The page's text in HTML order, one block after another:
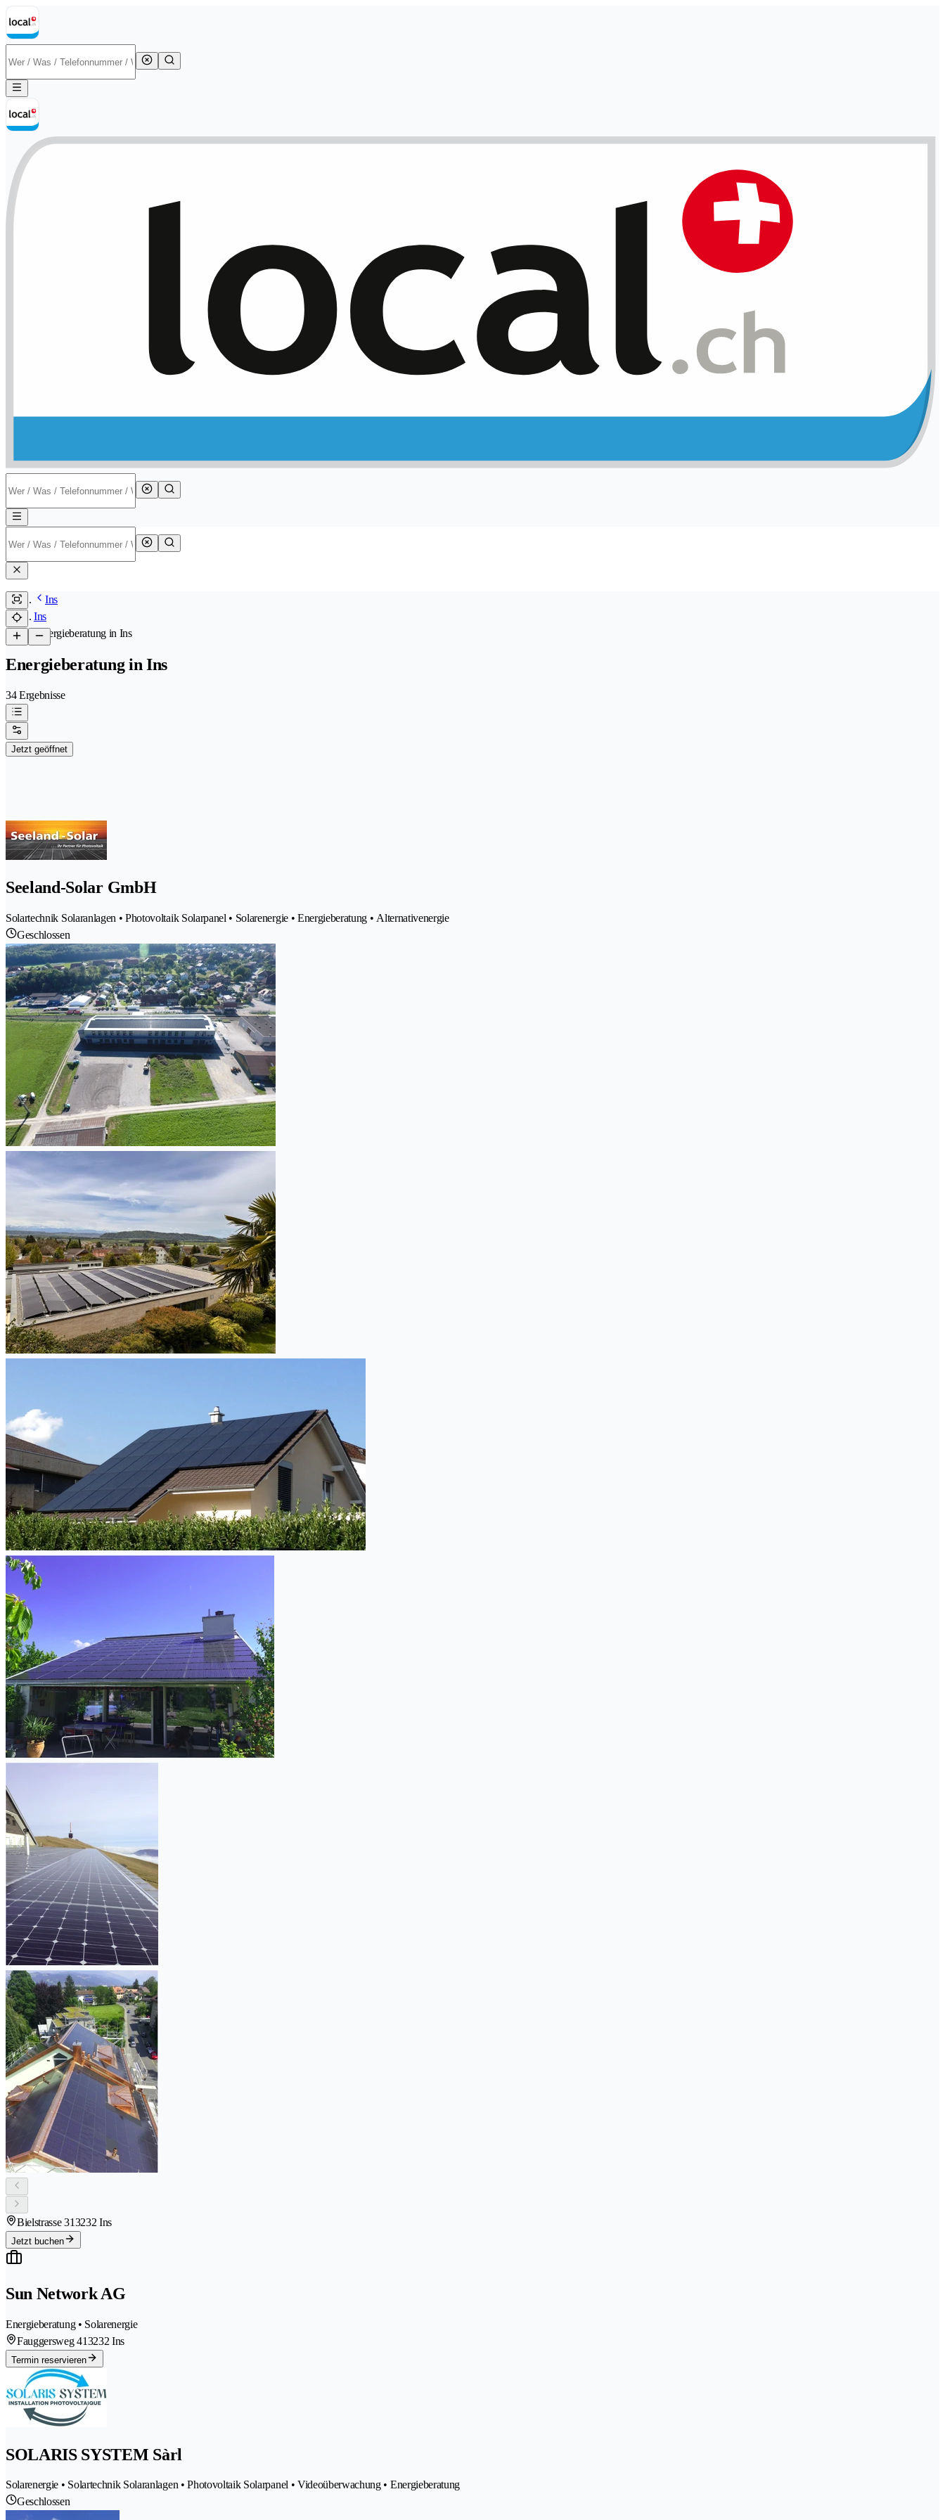
Ins
Ins
/Energieberatung in Ins
Energieberatung in Ins
34 Ergebnisse
Jetzt geöffnet
Seeland-Solar GmbH
Solartechnik Solaranlagen • Photovoltaik Solarpanel • Solarenergie • Energieberatung • Alternativenergie
Geschlossen
Bielstrasse 313232 Ins
Jetzt buchen
Sun Network AG
Energieberatung • Solarenergie
Fauggersweg 413232 Ins
Termin reservieren
SOLARIS SYSTEM Sàrl
Solarenergie • Solartechnik Solaranlagen • Photovoltaik Solarpanel • Videoüberwachung • Energieberatung
Geschlossen